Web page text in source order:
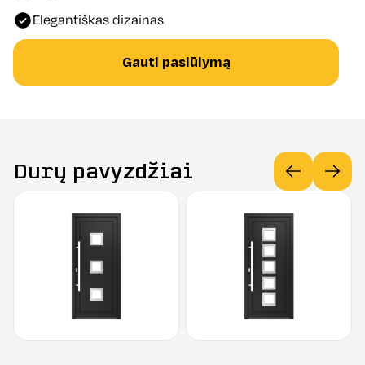
Elegantiškas dizainas
Gauti pasiūlymą
Durų pavyzdžiai